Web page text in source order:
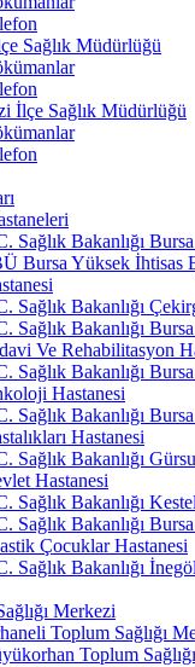
Sağlık Müdürlüğü
İlçe Sağlık Müdürlüğü
Sağlık Bakanlığı
Bursa Yüksek İhtisas
Sağlık Bakanlığı
Sağlık Bakanlığı
Ve Rehabilitasyon
Sağlık Bakanlığı
Hastanesi
Sağlık Bakanlığı
Hastanesi
Sağlık Bakanlığı
Hastanesi
Sağlık Bakanlığı
Sağlık Bakanlığı
Çocuklar Hastanesi
Sağlık Bakanlığı
Merkezi
Toplum Sağlığı
Toplum